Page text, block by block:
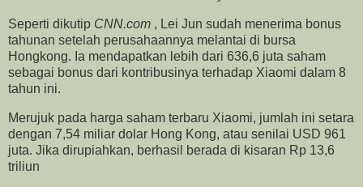
Seperti dikutip CNN.com , Lei Jun sudah menerima bonus
tahunan setelah perusahaannya melantai di bursa
Hongkong. Ia mendapatkan lebih dari 636,6 juta saham
sebagai bonus dari kontribusinya terhadap Xiaomi dalam 8
tahun ini.
Merujuk pada harga saham terbaru Xiaomi, jumlah ini setara
dengan 7,54 miliar dolar Hong Kong, atau senilai USD 961
juta. Jika dirupiahkan, berhasil berada di kisaran Rp 13,6
triliun